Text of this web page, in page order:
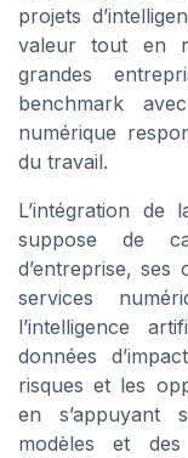
projets
valeur tout en
grandes
benchmark
numérique
du travail.
L’intégration de
suppose de
d’entreprise,
services
l’intelligence
données
risques et les
en s’appuyant
modèles et